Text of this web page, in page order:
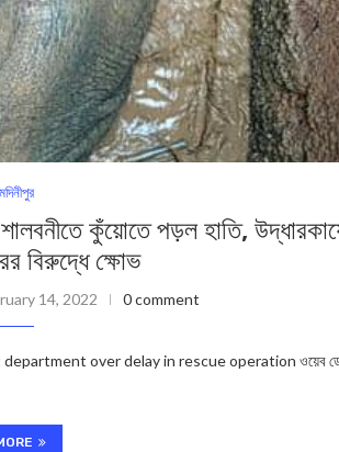
কুঁয়োতে পড়ল হাতি,
বিরুদ্ধে ক্ষোভ
14, 2022 0 comment
over delay in rescue operation ওয়েব